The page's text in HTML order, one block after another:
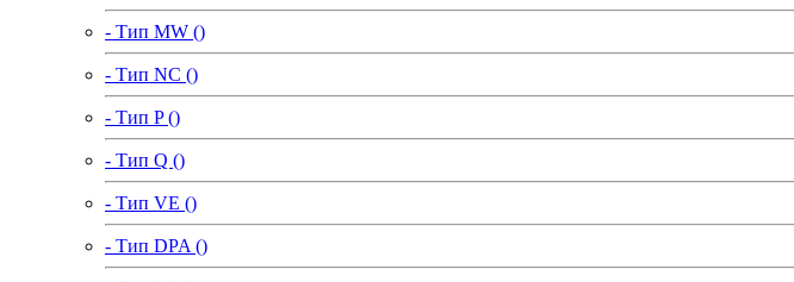
- Тип MW ()
- Тип NC ()
- Тип P ()
- Тип Q ()
- Тип VE ()
- Тип DPA ()